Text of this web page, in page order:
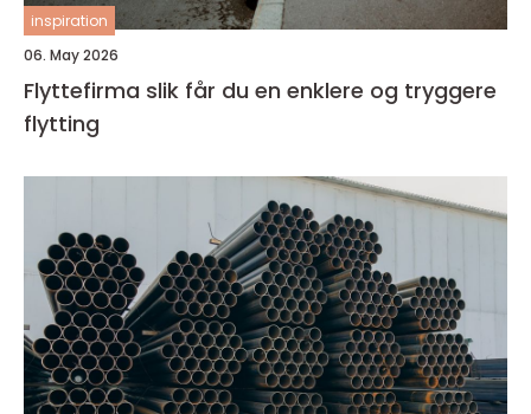
inspiration
06. May 2026
Flyttefirma slik får du en enklere og tryggere
flytting